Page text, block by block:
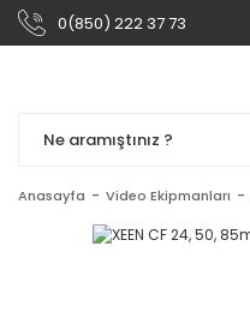
0(850) 222 37 73
Anasayfa Video Ekipmanları